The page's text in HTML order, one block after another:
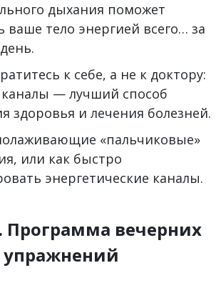
дыхания поможет
ваше тело энергией всего… за
к себе, а не к доктору:
— лучший способ
здоровья и лечения болезней.
«пальчиковые»
или как быстро
энергетические каналы.
вечерних
упражнений